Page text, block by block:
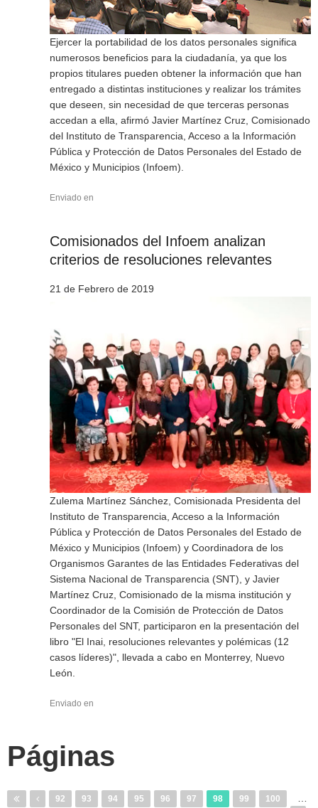
Ejercer la portabilidad de los datos personales significa
numerosos beneficios para la ciudadanía, ya que los
propios titulares pueden obtener la información que han
entregado a distintas instituciones y realizar los trámites
que deseen, sin necesidad de que terceras personas
accedan a ella, afirmó Javier Martínez Cruz, Comisionado
del Instituto de Transparencia, Acceso a la Información
Pública y Protección de Datos Personales del Estado de
México y Municipios (Infoem).
Enviado en
Comisionados del Infoem analizan
criterios de resoluciones relevantes
21 de Febrero de 2019
Zulema Martínez Sánchez, Comisionada Presidenta del
Instituto de Transparencia, Acceso a la Información
Pública y Protección de Datos Personales del Estado de
México y Municipios (Infoem) y Coordinadora de los
Organismos Garantes de las Entidades Federativas del
Sistema Nacional de Transparencia (SNT), y Javier
Martínez Cruz, Comisionado de la misma institución y
Coordinador de la Comisión de Protección de Datos
Personales del SNT, participaron en la presentación del
libro "El Inai, resoluciones relevantes y polémicas (12
casos líderes)", llevada a cabo en Monterrey, Nuevo
León.
Enviado en
Páginas
92 93 94 95 96 97 98 99 100